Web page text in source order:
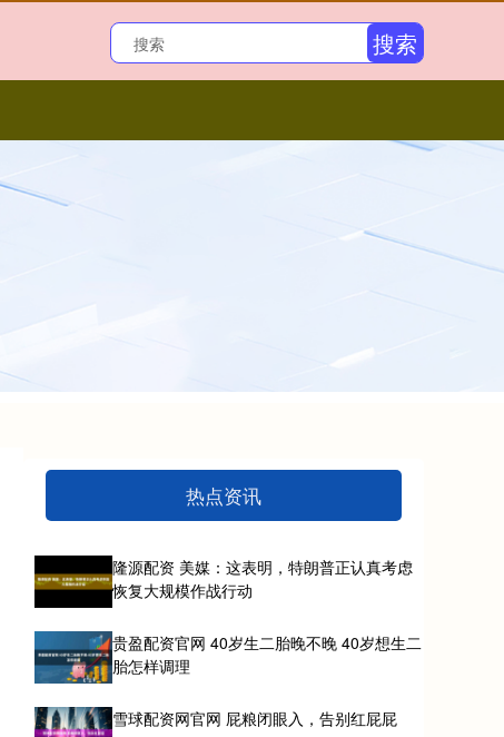
搜索
热点资讯
隆源配资 美媒：这表明，特朗普正认真考虑
恢复大规模作战行动
贵盈配资官网 40岁生二胎晚不晚 40岁想生二
胎怎样调理
雪球配资网官网 屁粮闭眼入，告别红屁屁